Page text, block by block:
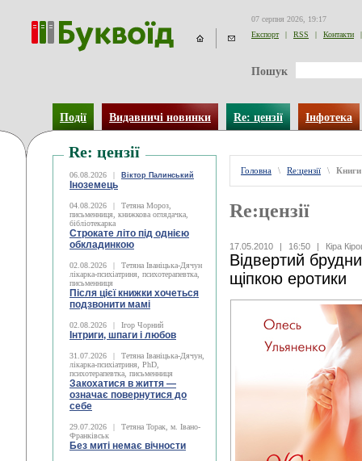
07 серпня 2026, 19:17
Експорт
| RSS | Контакти |
Пошук
Події Видавничі новинки Re: цензії Інфотека
Re: цензії
06.08.2026 | Віктор Палинський
Іноземець
04.08.2026 |
Тетяна Мороз,
письменниця, книжкова оглядачка,
бібліотекарка
Строкате літо під однією
обкладинкою
02.08.2026 |
Тетяна Іваніцька-Дячун
лікарка-психіатриня, психотерапевтка,
письменниця
Після цієї книжки хочеться
подзвонити мамі
02.08.2026 | Ігор Чорний
Інтриги, шпаги і любов
31.07.2026 |
Тетяна Іваніцька-Дячун,
лікарка-психіатриня, PhD,
психотерапевтка, письменниця
Закохатися в життя —
означає повернутися до
себе
29.07.2026 |
Тетяна Торак, м. Івано-
Франківськ
Без миті немає вічности
Головна \ Re:цензії \ Книги
Re:цензії
17.05.2010 | 16:50 | Кіра
Відвертий
щіпкою еротики